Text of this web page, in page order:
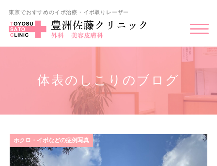
東京でおすすめのイボ治療・イボ取りレーザー
体表のしこりのブログ
ホクロ・イボなどの症例写真